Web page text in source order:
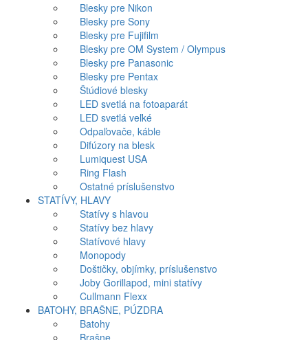
Blesky pre Nikon
Blesky pre Sony
Blesky pre Fujifilm
Blesky pre OM System / Olympus
Blesky pre Panasonic
Blesky pre Pentax
Štúdiové blesky
LED svetlá na fotoaparát
LED svetlá veľké
Odpaľovače, káble
Difúzory na blesk
Lumiquest USA
Ring Flash
Ostatné príslušenstvo
STATÍVY, HLAVY
Statívy s hlavou
Statívy bez hlavy
Statívové hlavy
Monopody
Doštičky, objímky, príslušenstvo
Joby Gorillapod, mini statívy
Cullmann Flexx
BATOHY, BRAŠNE, PÚZDRA
Batohy
Brašne